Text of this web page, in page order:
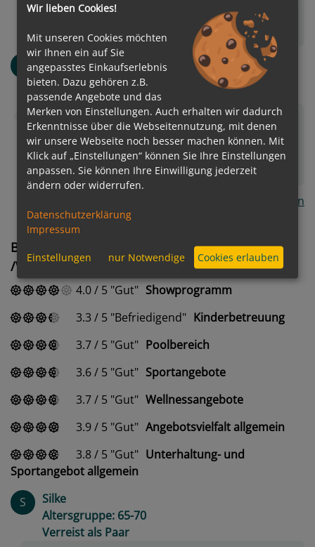
angeboten! Faire Getränke-Preisgestaltung und
sehr authentische FreundlichkeitWeiterlesen...
M
Maria Rita
Altersgruppe: 50-55
Verreist als Paar
Varietà al buffet cibo ottimo , ristorante idem ,
tranne il tematico disorganizzato mangiare freddo
, non hanno servito la portata richiesta
Weiterlesen...
Alle Kommentare anzeigen
Bewertung des Unterhaltungs- / Sport-
/Wellnessangebot
4.0/ 5 Gut
Showprogramm
3.3 / 5 Befriedigend
Kinderbetreuung
3.7/ 5 Gut
Poolbereich
3.6/ 5 Gut
Sportangebote
3.7/ 5 Gut
Wellnessangebote
3.9/ 5 Gut
Angebotsvielfalt allgemein
3.8/ 5 Gut
Unterhaltung- und
Sportangebot allgemein
S
Silke
Altersgruppe: 65-70
Verreist als Paar
Wir lieben Cookies!
Mit unseren Cookies möchten
wir Ihnen ein auf Sie
angepasstes Einkaufserlebnis
bieten. Dazu gehören z.B.
passende Angebote und das
Merken von Einstellungen. Auch erhalten wir dadurch
Erkenntnisse über die Webseitennutzung, mit denen
wir unsere Webseite noch besser machen können. Mit
Klick auf „Einstellungen“ können Sie Ihre Einstellungen
anpassen. Sie können Ihre Einwilligung jederzeit
ändern oder widerrufen.
Datenschutzerklärung
Impressum
Einstellungen nur Notwendige Cookies erlauben